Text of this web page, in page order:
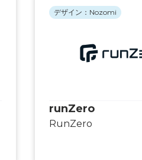
runZero
RunZero
デザイン：Nozomi